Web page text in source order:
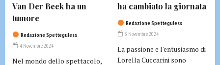
Van Der Beek ha un
tumore
Redazione Spetteguless
4 Novembre 2024
Nel mondo dello spettacolo,
ha cambiato la giornata
Redazione Spetteguless
3 Novembre 2024
La passione e l'entusiasmo di
Lorella Cuccarini sono